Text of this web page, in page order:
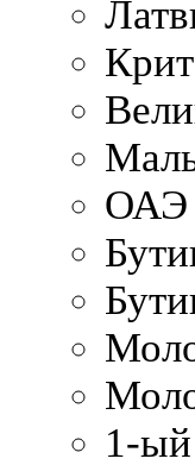
Крит
ОАЭ
1-ый